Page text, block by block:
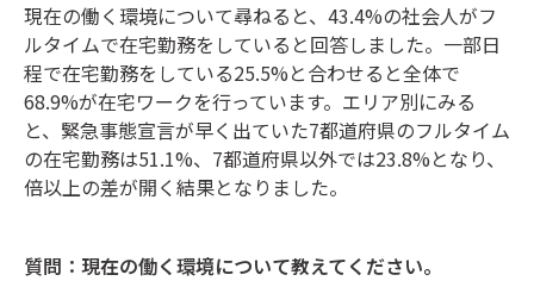
現在の働く環境について尋ねると、43.4%の社会人がフ
ルタイムで在宅勤務をしていると回答しました。一部日
程で在宅勤務をしている25.5%と合わせると全体で
68.9%が在宅ワークを行っています。エリア別にみる
と、緊急事態宣言が早く出ていた7都道府県のフルタイム
の在宅勤務は51.1%、7都道府県以外では23.8%となり、
倍以上の差が開く結果となりました。
質問：現在の働く環境について教えてください。